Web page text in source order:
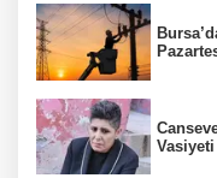
Vasiyeti